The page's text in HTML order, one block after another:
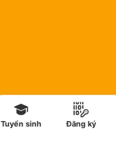
Tuyển sinh Đăng ký